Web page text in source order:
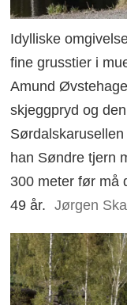
Idylliske
fine grusstier i
Amund
skjeggpryd og
han Søndre tjern
300 meter før må
49 år. Jørgen